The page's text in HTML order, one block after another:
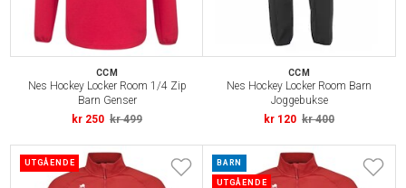
CCM
Nes Hockey Locker Room 1/4 Zip
Barn Genser
kr 250 kr 499
CCM
Nes Hockey Locker Room Barn
Joggebukse
kr 120 kr 400
UTGÅENDE BARN
UTGÅENDE